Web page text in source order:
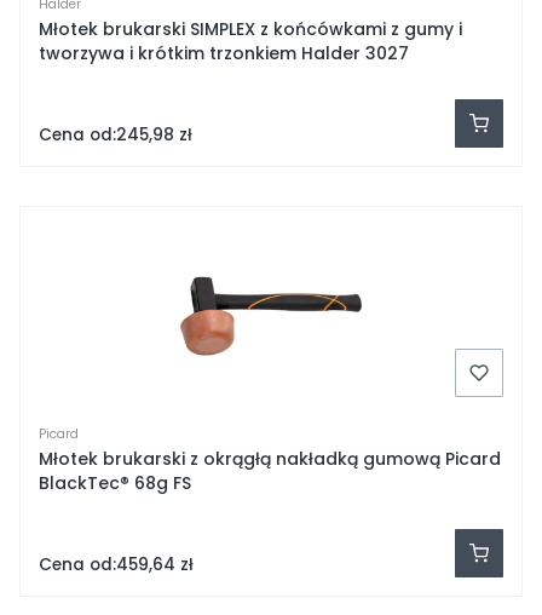
Halder
Młotek brukarski SIMPLEX z końcówkami z gumy i
tworzywa i krótkim trzonkiem Halder 3027
Cena od:245,98 zł
Picard
Młotek brukarski z okrągłą nakładką gumową Picard
BlackTec® 68g FS
Cena od:459,64 zł